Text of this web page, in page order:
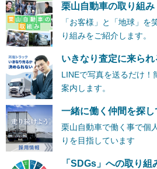
栗山自動車の取り組み
「お客様」と「地球」を
り組みをご紹介します。
いきなり査定に来ら
LINEで写真を送るだけ！
案内します。
一緒に働く仲間を探し
栗山自動車で働く事で個
りを目指しています
「SDGs」への取り組